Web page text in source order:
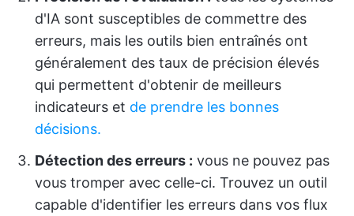
d'IA sont susceptibles de commettre des
erreurs, mais les outils bien entraînés ont
généralement des taux de précision élevés
qui permettent d'obtenir de meilleurs
indicateurs et de prendre les bonnes
décisions.
Détection des erreurs : vous ne pouvez pas
vous tromper avec celle-ci. Trouvez un outil
capable d'identifier les erreurs dans vos flux